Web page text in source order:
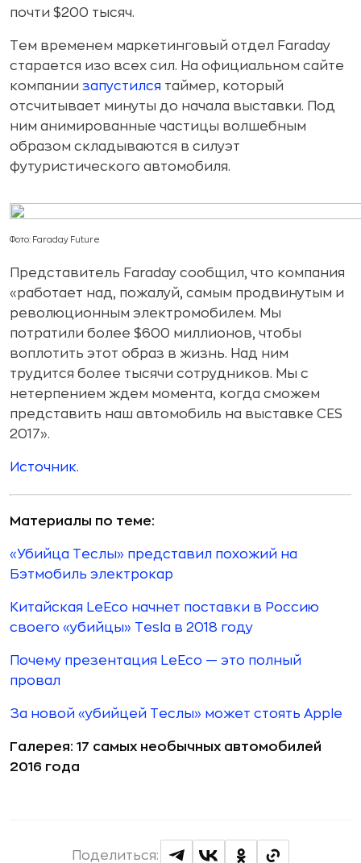
почти $200 тысяч.
Тем временем маркетинговый отдел Faraday
старается изо всех сил. На официальном сайте
компании запустился таймер, который
отсчитывает минуты до начала выставки. Под
ним анимированные частицы волшебным
образом складываются в силуэт
футуристического автомобиля.
Фото: Faraday Future
Представитель Faraday сообщил, что компания
«работает над, пожалуй, самым продвинутым и
революционным электромобилем. Мы
потратили более $600 миллионов, чтобы
воплотить этот образ в жизнь. Над ним
трудится более тысячи сотрудников. Мы с
нетерпением ждем момента, когда сможем
представить наш автомобиль на выставке CES
2017».
Источник.
Материалы по теме:
«Убийца Теслы» представил похожий на
Бэтмобиль электрокар
Китайская LeEco начнет поставки в Россию
своего «убийцы» Tesla в 2018 году
Почему презентация LeEco — это полный
провал
За новой «убийцей Теслы» может стоять Apple
Галерея: 17 самых необычных автомобилей
2016 года
Поделиться: